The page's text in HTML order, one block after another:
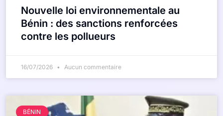
Nouvelle loi environnementale au
Bénin : des sanctions renforcées
contre les pollueurs
16/07/2026 Aucun commentaire
BÉNIN